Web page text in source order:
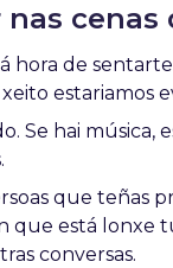
cenas
hora de
estariamos
Se hai música,
que teñas
que está lonxe
conversas.